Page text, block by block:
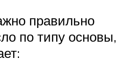
правильно
по типу основы,